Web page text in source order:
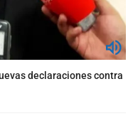
declaraciones contra